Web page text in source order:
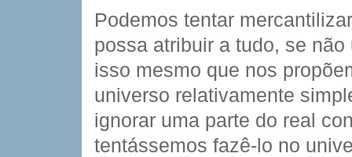
Podemos tentar
possa atribuir a tudo, se
isso mesmo que nos
universo relativamente
ignorar uma parte do real
tentássemos fazê-lo no